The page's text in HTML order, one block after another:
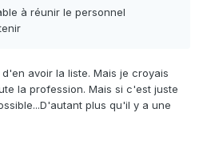
à réunir le personnel
avoir la liste. Mais je croyais
la profession. Mais si c'est juste
plus qu'il y a une